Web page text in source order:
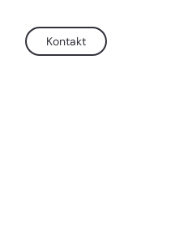
Kontakt